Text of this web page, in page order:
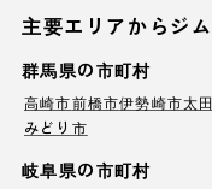
主要エリアからジ
群馬県の市町村
高崎市前橋市伊勢崎市太
みどり市
岐阜県の市町村